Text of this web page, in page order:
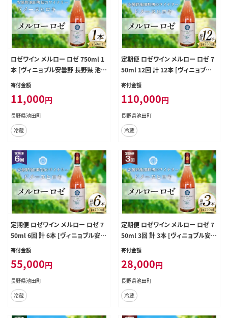
ロゼワイン メルロー ロゼ 750ml 1
本 [ヴィニョブル安曇野 長野県 池田
町 48110728] ギフト ワイン
寄付金額
11,000円
長野県池田町
冷蔵
定期便 ロゼワイン メルロー ロゼ 7
50ml 12回 計 12本 [ヴィニョブル
安曇野 長野県 池田町 48110758]
寄付金額
110,000円
長野県池田町
冷蔵
定期便 ロゼワイン メルロー ロゼ 7
50ml 6回 計 6本 [ヴィニョブル安曇
野 長野県 池田町 48110759] ギフト
寄付金額
55,000円
長野県池田町
冷蔵
定期便 ロゼワイン メルロー ロゼ 7
50ml 3回 計 3本 [ヴィニョブル安曇
野 長野県 池田町 48110760] ギフト
寄付金額
28,000円
長野県池田町
冷蔵